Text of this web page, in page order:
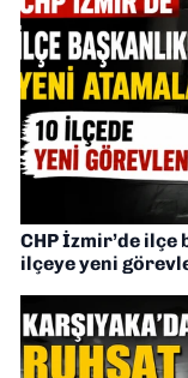
CHP İzmir’de
ilçeye yeni